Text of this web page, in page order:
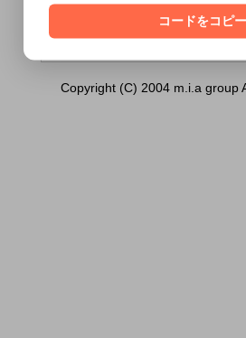
[ はい ] [ いい
Copyright (C) 2004 m.i.a group
コードをコピー